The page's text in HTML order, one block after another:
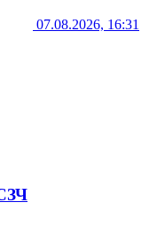
07.08.2026, 16:31